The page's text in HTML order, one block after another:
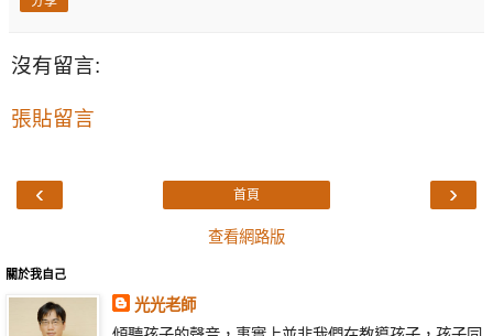
沒有留言:
張貼留言
‹ ›
首頁
查看網路版
關於我自己
光光老師